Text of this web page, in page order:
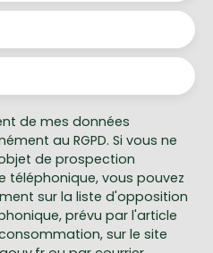
de mes données
au RGPD. Si vous ne
de prospection
téléphonique, vous pouvez
sur la liste d'opposition
prévu par l'article
sur le site